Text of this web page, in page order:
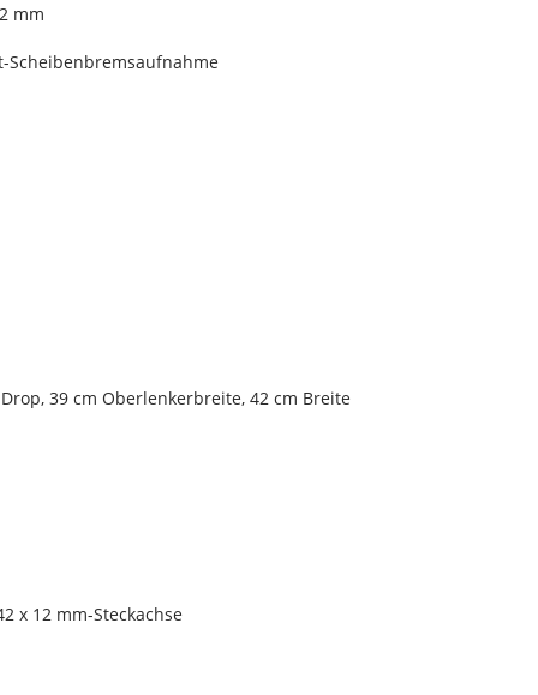
mm
Scheibenbremsaufnahme
39 cm Oberlenkerbreite, 42 cm Breite
x 12 mm-Steckachse